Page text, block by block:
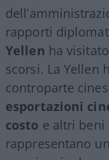
rapporti
Yellen ha
scorsi. La Yellen
controparte
esportazioni
costo e altri beni
rappresentano